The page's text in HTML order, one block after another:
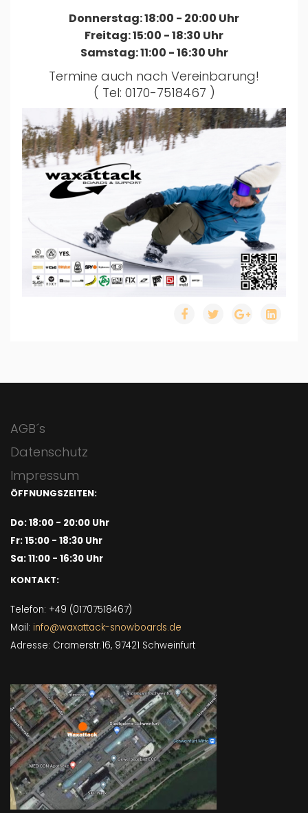
Donnerstag: 18:00 - 20:00 Uhr
Freitag: 15:00 - 18:30 Uhr
Samstag: 11:00 - 16:30 Uhr
Termine auch nach Vereinbarung!
( Tel: 0170-7518467 )
AGB´s
Datenschutz
Impressum
ÖFFNUNGSZEITEN:
Do: 18:00 - 20:00 Uhr
Fr: 15:00 - 18:30 Uhr
Sa: 11:00 - 16:30 Uhr
KONTAKT:
Telefon: +49 (01707518467)
Mail: info@waxattack-snowboards.de
Adresse: Cramerstr.16, 97421 Schweinfurt